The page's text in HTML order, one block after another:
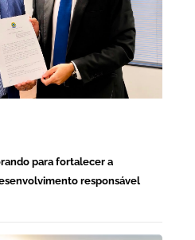
para fortalecer a
responsável